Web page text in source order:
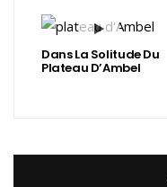
Dans La Solitude Du
Plateau D’Ambel